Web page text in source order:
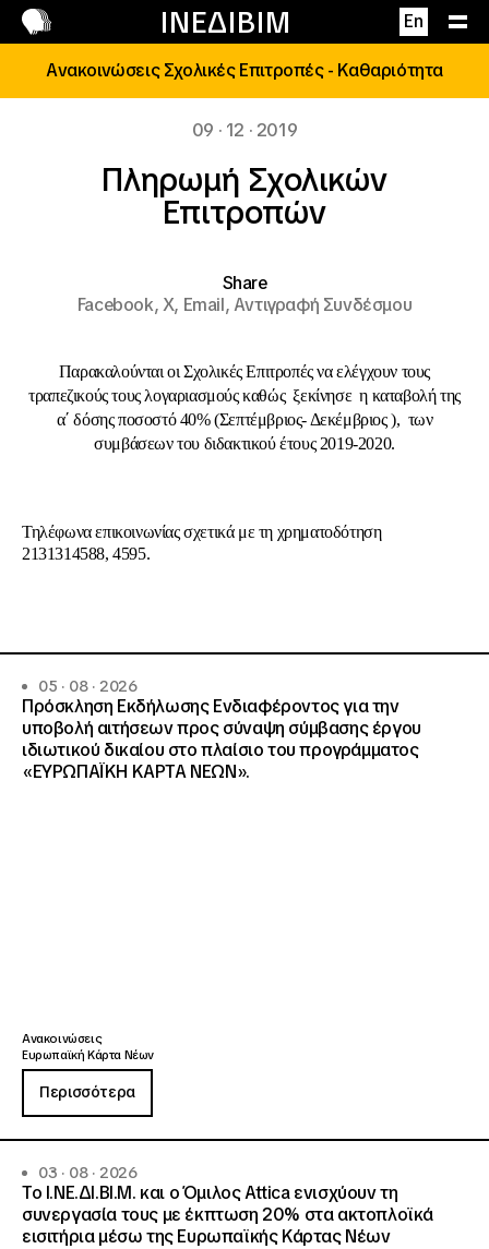
ΙΝΕΔΙΒΙΜ En
Επικοινωνία
Ανακοινώσεις Σχολικές Επιτροπές - Καθαριότητα
09 · 12 · 2019
Πληρωμή Σχολικών
Επιτροπών
Share
Facebook,X, Email,Αντιγραφή Συνδέσμου
Παρακαλούνται οι Σχολικές Επιτροπές να ελέγχουν τους
τραπεζικούς τους λογαριασμούς καθώς ξεκίνησε η καταβολή της
α΄ δόσης ποσοστό 40% (Σεπτέμβριος- Δεκέμβριος ), των
συμβάσεων του διδακτικού έτους 2019-2020.
Τηλέφωνα επικοινωνίας σχετικά με τη χρηματοδότηση
2131314588, 4595.
05 · 08 · 2026
Πρόσκληση Εκδήλωσης Ενδιαφέροντος για την
υποβολή αιτήσεων προς σύναψη σύμβασης έργου
ιδιωτικού δικαίου στο πλαίσιο του προγράμματος
«ΕΥΡΩΠΑΪΚΗ ΚΑΡΤΑ ΝΕΩΝ».
Ανακοινώσεις
Ευρωπαϊκή Κάρτα Νέων
Περισσότερα
03 · 08 · 2026
Το Ι.ΝΕ.ΔΙ.ΒΙ.Μ. και o Όμιλος Attica ενισχύουν τη
συνεργασία τους με έκπτωση 20% στα ακτοπλοϊκά
εισιτήρια μέσω της Ευρωπαϊκής Κάρτας Νέων